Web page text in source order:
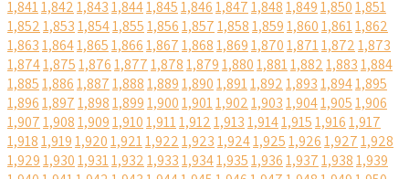
1,8411,8421,8431,8441,8451,8461,8471,8481,8491,8501,851
1,8521,8531,8541,8551,8561,8571,8581,8591,8601,8611,862
1,8631,8641,8651,8661,8671,8681,8691,8701,8711,8721,873
1,8741,8751,8761,8771,8781,8791,8801,8811,8821,8831,884
1,8851,8861,8871,8881,8891,8901,8911,8921,8931,8941,895
1,8961,8971,8981,8991,9001,9011,9021,9031,9041,9051,906
1,9071,9081,9091,9101,9111,9121,9131,9141,9151,9161,917
1,9181,9191,9201,9211,9221,9231,9241,9251,9261,9271,928
1,9291,9301,9311,9321,9331,9341,9351,9361,9371,9381,939